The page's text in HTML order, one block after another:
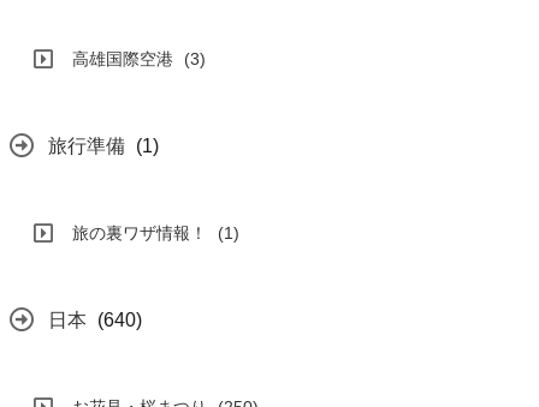
高雄国際空港 (3)
旅行準備 (1)
旅の裏ワザ情報！ (1)
日本 (640)